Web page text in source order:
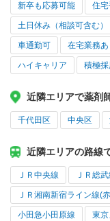
新卒も応募可能 住宅
土日休み（相談可含む）
車通勤可 在宅業務あ
ハイキャリア 積極採
近隣エリアで薬剤
千代田区 中央区
近隣エリアの路線
ＪＲ中央線 ＪＲ総
ＪＲ湘南新宿ライン線(
小田急小田原線 東